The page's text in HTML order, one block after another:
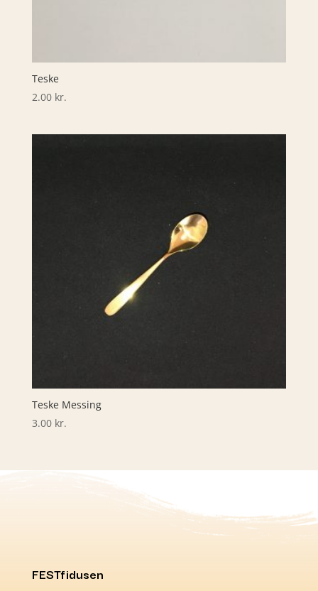
Teske
2.00 kr.
Teske Messing
3.00 kr.
FESTfidusen